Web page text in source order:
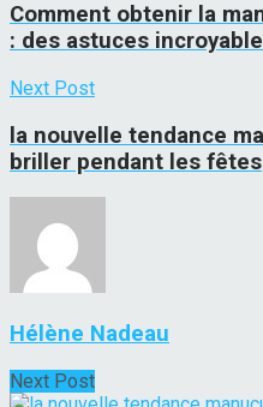
Comment obtenir la
: des astuces
Next Post
la nouvelle tendance
briller pendant les fêtes
Hélène Nadeau
Next Post